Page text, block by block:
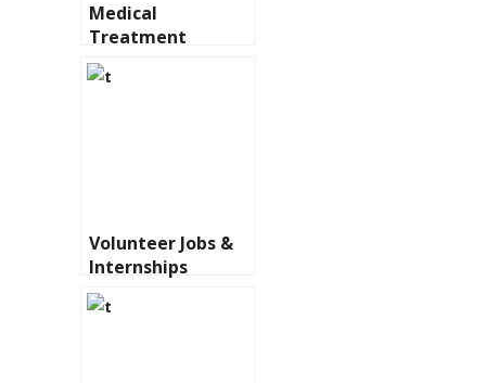
Medical
Treatment
Volunteer Jobs &
Internships